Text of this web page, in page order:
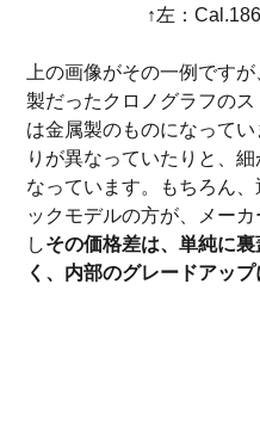
↑左：
上の画像がその一例です
製だったクロノグラフの
は金属製のものになって
りが異なっていたりと、
なっています。もちろん
ックモデルの方が、メー
しその価格差は、単純に
く、内部のグレードアッ